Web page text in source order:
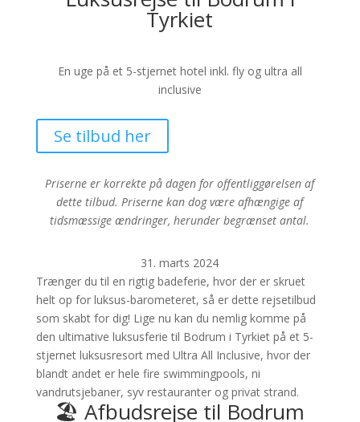
Tyrkiet
En uge på et 5-stjernet hotel inkl. fly og ultra all
inclusive
Se tilbud her
Priserne er korrekte på dagen for offentliggørelsen af
dette tilbud. Priserne kan dog være afhængige af
tidsmæssige ændringer, herunder begrænset antal.
31. marts 2024
Trænger du til en rigtig badeferie, hvor der er skruet
helt op for luksus-barometeret, så er dette rejsetilbud
som skabt for dig! Lige nu kan du nemlig komme på
den ultimative luksusferie til Bodrum i Tyrkiet på et 5-
stjernet luksusresort med Ultra All Inclusive, hvor der
blandt andet er hele fire swimmingpools, ni
vandrutsjebaner, syv restauranter og privat strand.
🏖️ Afbudsrejse til Bodrum